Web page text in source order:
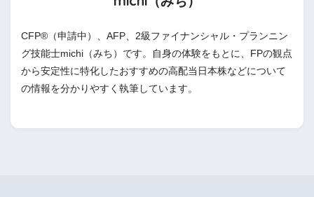
CFP®（申請中）、AFP、2級ファイナンシャル・プランニン
グ技能士michi（みち）です。自身の体験をもとに、FPの観点
から安定性に特化したおすすめの高配当日本株などについて
の情報を分かりやすく執筆しています。